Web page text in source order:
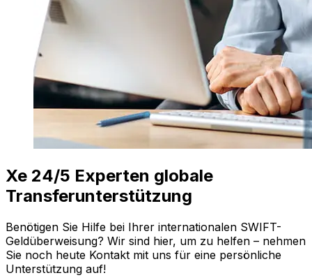
Xe 24/5 Experten globale
Transferunterstützung
Benötigen Sie Hilfe bei Ihrer internationalen SWIFT-
Geldüberweisung? Wir sind hier, um zu helfen – nehmen
Sie noch heute Kontakt mit uns für eine persönliche
Unterstützung auf!